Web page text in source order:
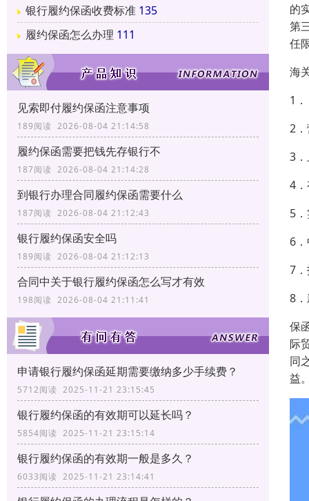
银行履约保函收费标准 135
履约保函怎么办理 111
见索即付履约保函注意事项
189阅读 2026-08-04 21:14:58
履约保函需要把钱先存银行不
187阅读 2026-08-04 21:14:28
到银行办理合同履约保函需要什么
187阅读 2026-08-04 21:12:43
银行履约保函安全吗
189阅读 2026-08-04 21:12:13
合同中关于银行履约保函怎么写才有效
198阅读 2026-08-04 21:11:41
申请银行履约保函延期需要缴纳多少手续费？
5712阅读 2025-11-21 23:15:45
银行履约保函的有效期可以延长吗？
5854阅读 2025-11-21 23:15:14
银行履约保函的有效期一般是多久？
6033阅读 2025-11-21 23:14:41
的
第
任
海
1
2
3
4
5
6
7
8
保
际
同
益